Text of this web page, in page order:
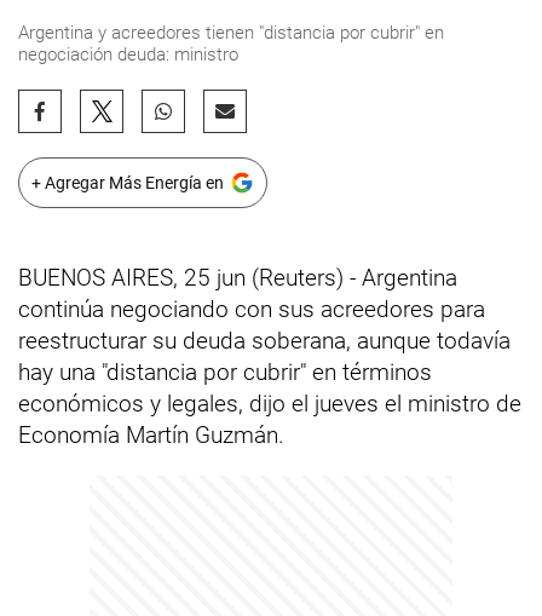
Argentina y acreedores tienen "distancia por cubrir" en
negociación deuda: ministro
+ Agregar Más Energía en
BUENOS AIRES, 25 jun (Reuters) - Argentina
continúa negociando con sus acreedores para
reestructurar su deuda soberana, aunque todavía
hay una "distancia por cubrir" en términos
económicos y legales, dijo el jueves el ministro de
Economía Martín Guzmán.